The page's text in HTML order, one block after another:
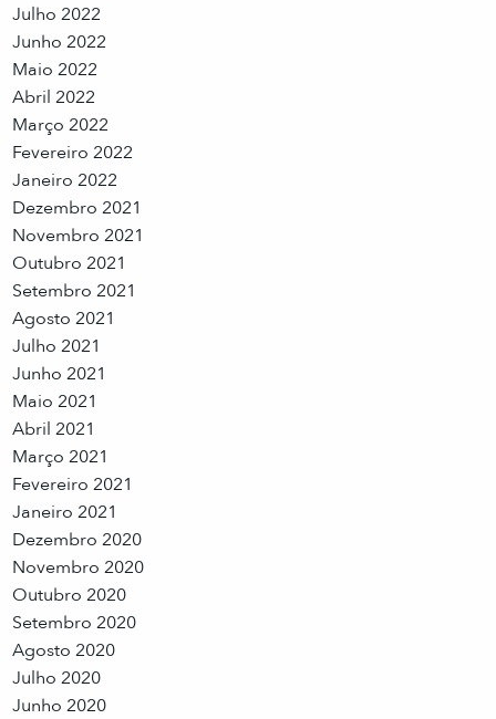
Julho 2022
Junho 2022
Maio 2022
Abril 2022
Março 2022
Fevereiro 2022
Janeiro 2022
Dezembro 2021
Novembro 2021
Outubro 2021
Setembro 2021
Agosto 2021
Julho 2021
Junho 2021
Maio 2021
Abril 2021
Março 2021
Fevereiro 2021
Janeiro 2021
Dezembro 2020
Novembro 2020
Outubro 2020
Setembro 2020
Agosto 2020
Julho 2020
Junho 2020